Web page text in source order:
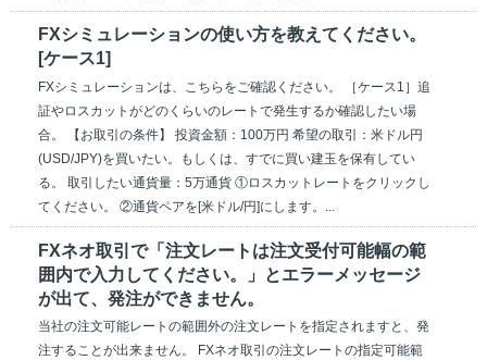
FXシミュレーションの使い方を教えてください。
[ケース1]
FXシミュレーションは、こちらをご確認ください。 ［ケース1］追
証やロスカットがどのくらいのレートで発生するか確認したい場
合。 【お取引の条件】 投資金額：100万円 希望の取引：米ドル円
(USD/JPY)を買いたい。もしくは、すでに買い建玉を保有してい
る。 取引したい通貨量：5万通貨 ①ロスカットレートをクリックし
てください。 ②通貨ペアを[米ドル/円]にします。...
FXネオ取引で「注文レートは注文受付可能幅の範
囲内で入力してください。」とエラーメッセージ
が出て、発注ができません。
当社の注文可能レートの範囲外の注文レートを指定されますと、発
注することが出来ません。 FXネオ取引の注文レートの指定可能範